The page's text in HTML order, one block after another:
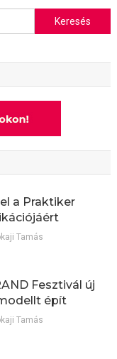
Keresés:
a Praktiker
Tamás
Fesztivál új
épít
Tamás